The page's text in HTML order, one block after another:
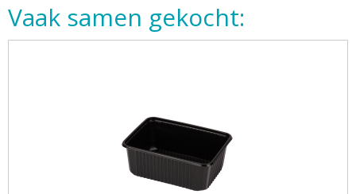
Vaak samen gekocht: